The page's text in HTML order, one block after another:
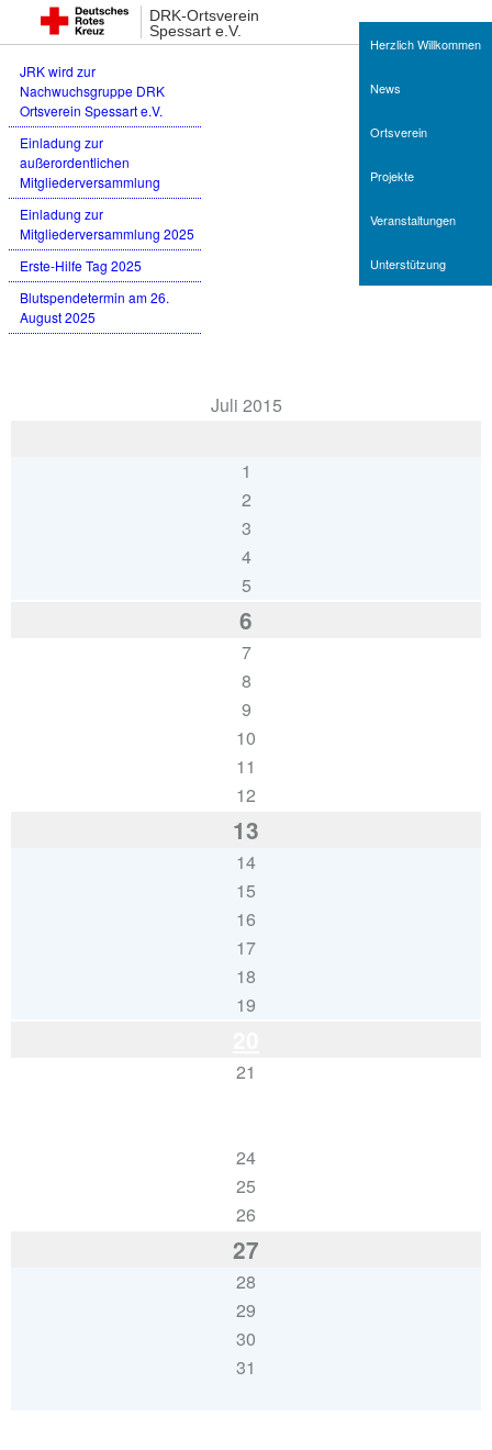
DRK-Ortsverein
Spessart e.V.
Herzlich Willkommen
News
Ortsverein
Projekte
Veranstaltungen
Unterstützung
Neueste Beiträge
JRK wird zur
Nachwuchsgruppe DRK
Ortsverein Spessart e.V.
Einladung zur
außerordentlichen
Mitgliederversammlung
Einladung zur
Mitgliederversammlung 2025
Erste-Hilfe Tag 2025
Blutspendetermin am 26.
August 2025
Juli 2015
1
2
3
4
5
6
7
8
9
10
11
12
13
14
15
16
17
18
19
21
24
25
26
27
28
29
30
31